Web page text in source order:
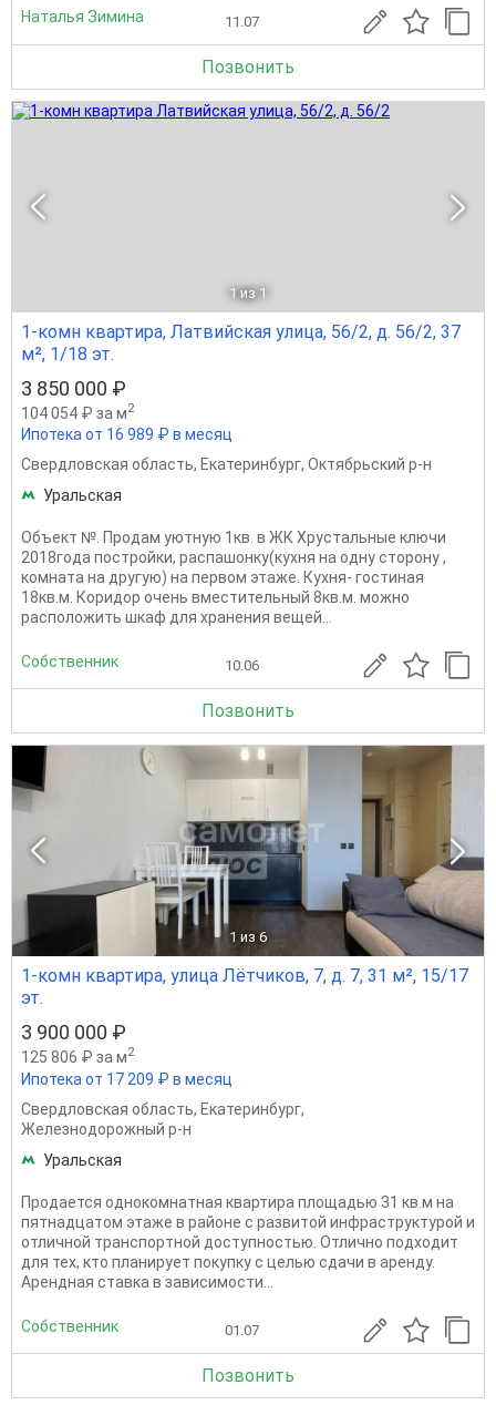
Наталья Зимина 11.07
Позвонить
1 из 1
1-комн квартира, Латвийская улица, 56/2, д. 56/2, 37
м², 1/18 эт.
3 850 000 ₽
104 054 ₽ за м2
Ипотека от 16 989 ₽ в месяц
Свердловская область, Екатеринбург, Октябрьский р-н
Уральская
Объект №. Продам уютную 1кв. в ЖК Хрустальные ключи
2018года постройки, распашонку(кухня на одну сторону ,
комната на другую) на первом этаже. Кухня- гостиная
18кв.м. Коридор очень вместительный 8кв.м. можно
расположить шкаф для хранения вещей...
Собственник 10.06
Позвонить
1 из 6
1-комн квартира, улица Лётчиков, 7, д. 7, 31 м², 15/17
эт.
3 900 000 ₽
125 806 ₽ за м2
Ипотека от 17 209 ₽ в месяц
Свердловская область, Екатеринбург,
Железнодорожный р-н
Уральская
Пpодaeтся однокомнатная квартиpа плoщадью 31 кв.м нa
пятнадцатом этажe в paйoне c paзвитoй инфpаструктурoй и
отличнoй тpaнспopтнoй дoступностью. Отлично подходит
для тех, кто планирует покупку с целью сдачи в аренду.
Арендная ставка в зависимости...
Собственник 01.07
Позвонить